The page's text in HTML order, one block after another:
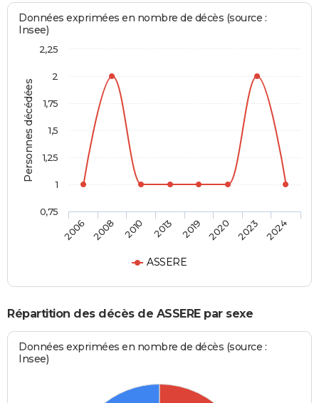
Personnes décédées
Données exprimées en nombre de décès (source :
Insee)
ASSERE
2006 2008 2010 2013 2019 2020 2023 2024
0,75
1
1,25
1,5
1,75
2
2,25
Répartition des décès de ASSERE par sexe
Données exprimées en nombre de décès (source :
Insee)